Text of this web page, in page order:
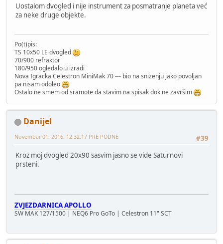
Uostalom dvogled i nije instrument za posmatranje planeta već
za neke druge objekte.
Po(t)pis:
TS 10x50 LE dvogled
70/900 refraktor
180/950 ogledalo u izradi
Nova Igracka Celestron MiniMak 70 --- bio na snizenju jako povoljan
pa nisam odoleo
Ostalo ne smem od sramote da stavim na spisak dok ne završim
Danijel
#39
Novembar 01, 2016, 12:32:17 PRE PODNE
Kroz moj dvogled 20x90 sasvim jasno se vide Saturnovi
prsteni.
ZVJEZDARNICA APOLLO
SW MAK 127/1500 | NEQ6 Pro GoTo | Celestron 11" SCT